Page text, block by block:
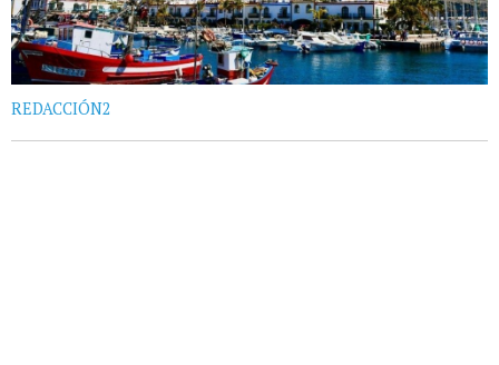
REDACCIÓN2